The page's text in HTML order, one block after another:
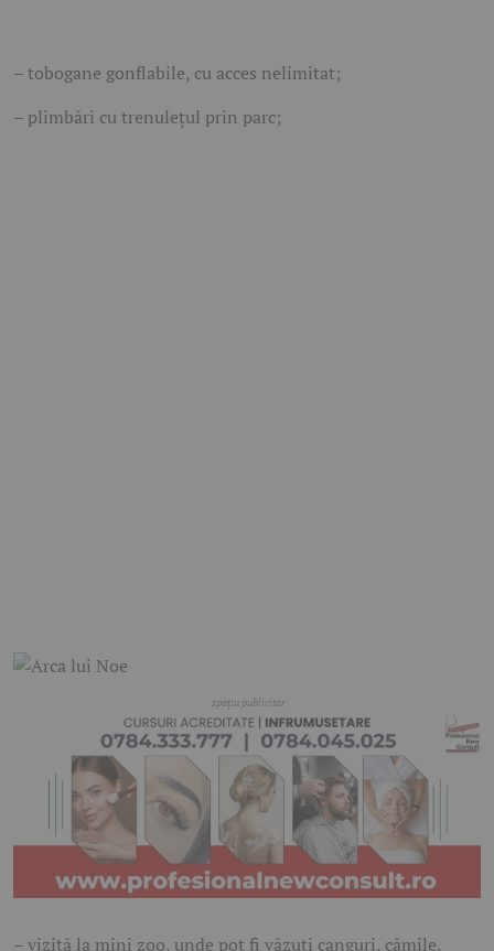
– tobogane gonflabile, cu acces nelimitat;
– plimbări cu trenulețul prin parc;
– vizită la mini zoo, unde pot fi văzuți canguri, cămile,